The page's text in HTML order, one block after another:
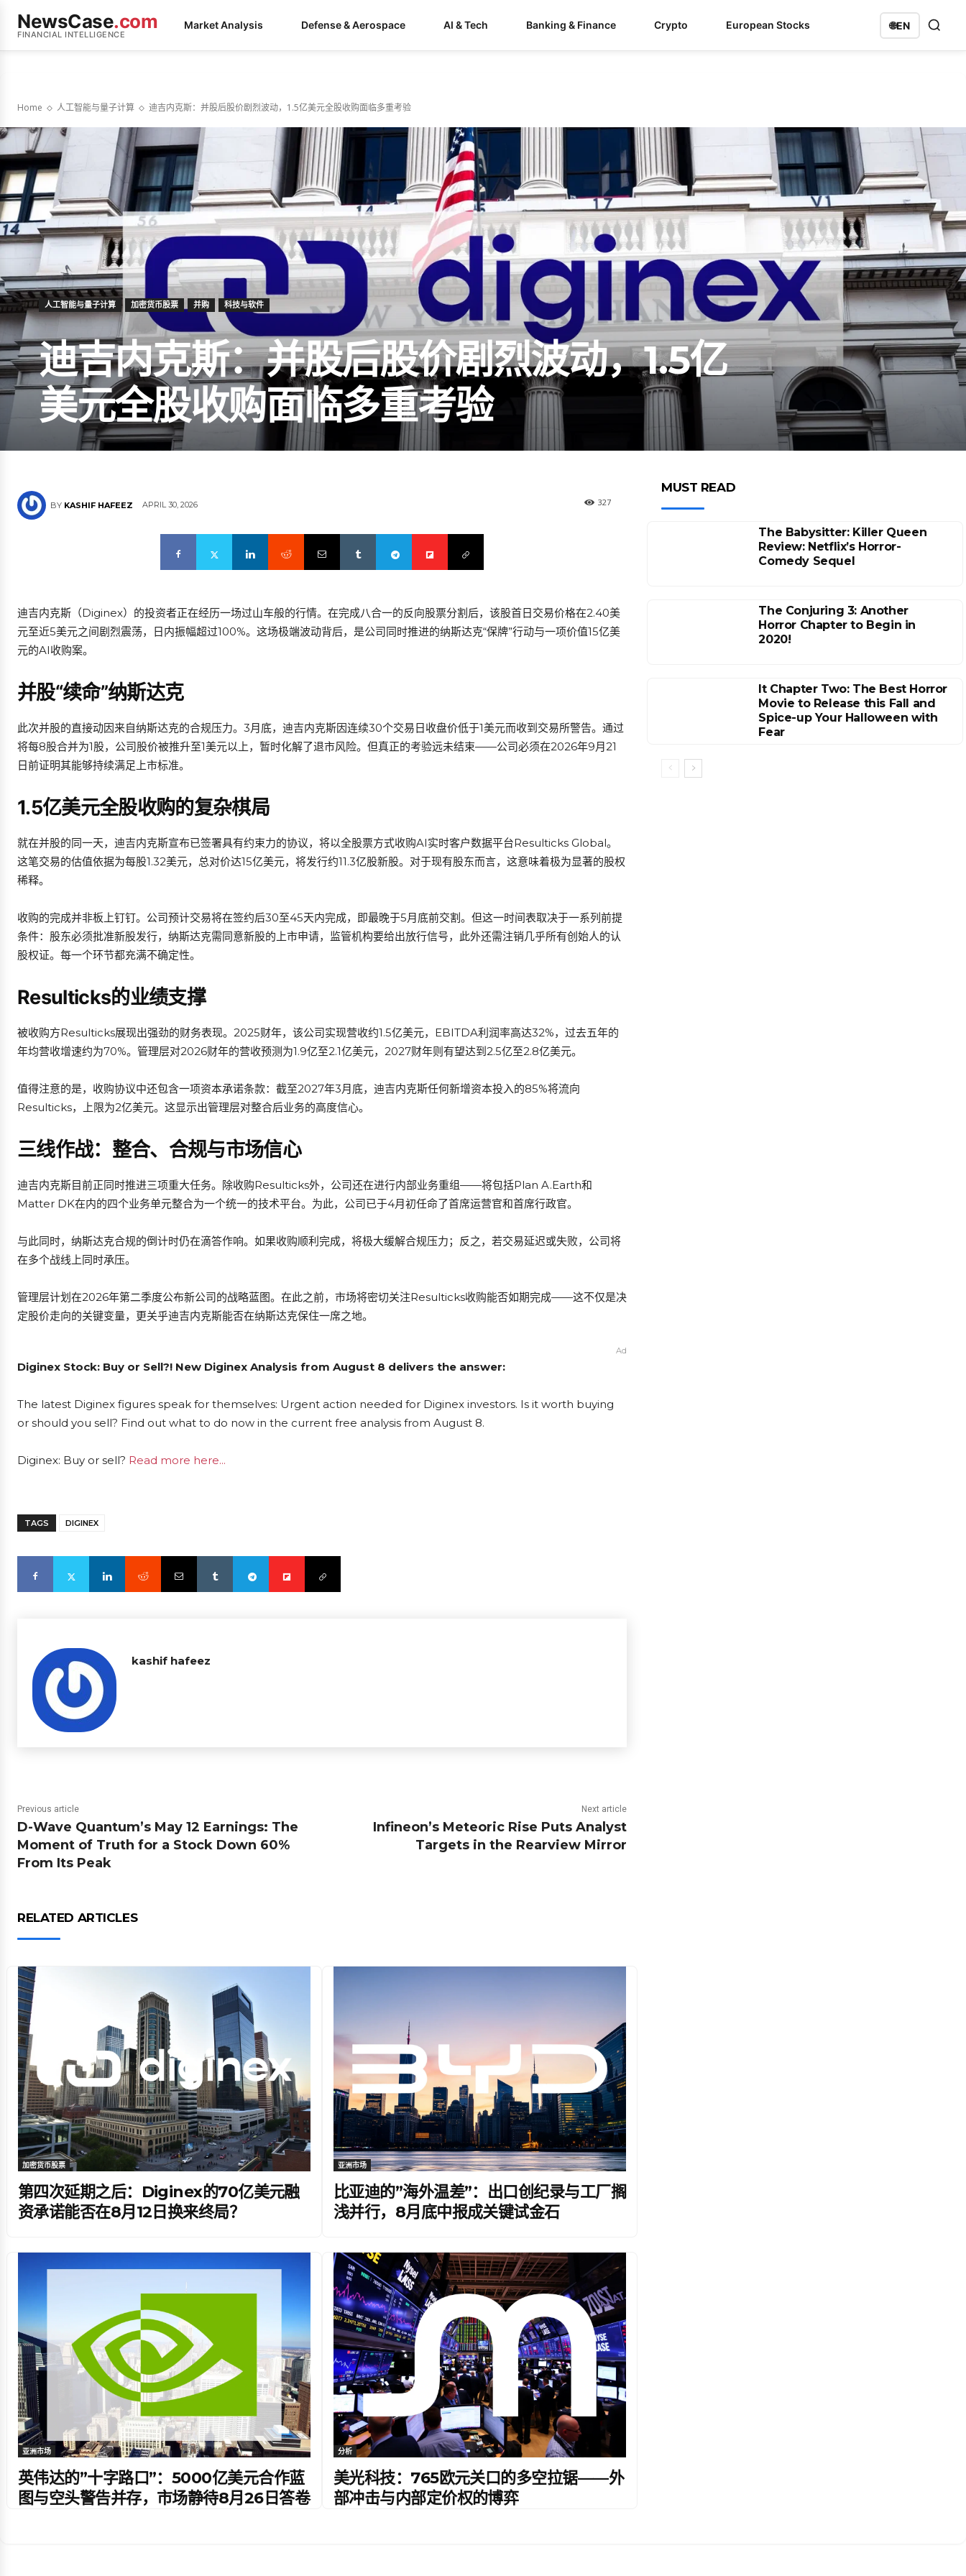
NewsCase.com
FINANCIAL INTELLIGENCE
Market Analysis Defense & Aerospace AI & Tech Banking & Finance Crypto European Stocks 🌐EN
Home 人工智能与量子计算 迪吉内克斯：并股后股价剧烈波动，1.5亿美元全股收购面临多重考验
人工智能与量子计算 加密货币股票 并购 科技与软件
迪吉内克斯：并股后股价剧烈波动，1.5亿
美元全股收购面临多重考验
BY KASHIF HAFEEZ APRIL 30, 2026 327
迪吉内克斯（Diginex）的投资者正在经历一场过山车般的行情。在完成八合一的反向股票分割后，该股首日交易价格在2.40美
元至近5美元之间剧烈震荡，日内振幅超过100%。这场极端波动背后，是公司同时推进的纳斯达克“保牌”行动与一项价值15亿美
元的AI收购案。
并股“续命”纳斯达克
此次并股的直接动因来自纳斯达克的合规压力。3月底，迪吉内克斯因连续30个交易日收盘价低于1美元而收到交易所警告。通过
将每8股合并为1股，公司股价被推升至1美元以上，暂时化解了退市风险。但真正的考验远未结束——公司必须在2026年9月21
日前证明其能够持续满足上市标准。
1.5亿美元全股收购的复杂棋局
就在并股的同一天，迪吉内克斯宣布已签署具有约束力的协议，将以全股票方式收购AI实时客户数据平台Resulticks Global。
这笔交易的估值依据为每股1.32美元，总对价达15亿美元，将发行约11.3亿股新股。对于现有股东而言，这意味着极为显著的股权
稀释。
收购的完成并非板上钉钉。公司预计交易将在签约后30至45天内完成，即最晚于5月底前交割。但这一时间表取决于一系列前提
条件：股东必须批准新股发行，纳斯达克需同意新股的上市申请，监管机构要给出放行信号，此外还需注销几乎所有创始人的认
股权证。每一个环节都充满不确定性。
Resulticks的业绩支撑
被收购方Resulticks展现出强劲的财务表现。2025财年，该公司实现营收约1.5亿美元，EBITDA利润率高达32%，过去五年的
年均营收增速约为70%。管理层对2026财年的营收预测为1.9亿至2.1亿美元，2027财年则有望达到2.5亿至2.8亿美元。
值得注意的是，收购协议中还包含一项资本承诺条款：截至2027年3月底，迪吉内克斯任何新增资本投入的85%将流向
Resulticks，上限为2亿美元。这显示出管理层对整合后业务的高度信心。
三线作战：整合、合规与市场信心
迪吉内克斯目前正同时推进三项重大任务。除收购Resulticks外，公司还在进行内部业务重组——将包括Plan A.Earth和
Matter DK在内的四个业务单元整合为一个统一的技术平台。为此，公司已于4月初任命了首席运营官和首席行政官。
与此同时，纳斯达克合规的倒计时仍在滴答作响。如果收购顺利完成，将极大缓解合规压力；反之，若交易延迟或失败，公司将
在多个战线上同时承压。
管理层计划在2026年第二季度公布新公司的战略蓝图。在此之前，市场将密切关注Resulticks收购能否如期完成——这不仅是决
定股价走向的关键变量，更关乎迪吉内克斯能否在纳斯达克保住一席之地。
Ad
Diginex Stock: Buy or Sell?! New Diginex Analysis from August 8 delivers the answer:
The latest Diginex figures speak for themselves: Urgent action needed for Diginex investors. Is it worth buying
or should you sell? Find out what to do now in the current free analysis from August 8.
Diginex: Buy or sell? Read more here...
TAGS DIGINEX
kashif hafeez
Previous article
D-Wave Quantum’s May 12 Earnings: The
Moment of Truth for a Stock Down 60%
From Its Peak
Next article
Infineon’s Meteoric Rise Puts Analyst
Targets in the Rearview Mirror
RELATED ARTICLES
加密货币股票
第四次延期之后：Diginex的70亿美元融
资承诺能否在8月12日换来终局？
亚洲市场
比亚迪的”海外温差”：出口创纪录与工厂搁
浅并行，8月底中报成关键试金石
亚洲市场
英伟达的”十字路口”：5000亿美元合作蓝
图与空头警告并存，市场静待8月26日答卷
分析
美光科技：765欧元关口的多空拉锯——外
部冲击与内部定价权的博弈
MUST READ
The Babysitter: Killer Queen
Review: Netflix’s Horror-
Comedy Sequel
The Conjuring 3: Another
Horror Chapter to Begin in
2020!
It Chapter Two: The Best Horror
Movie to Release this Fall and
Spice-up Your Halloween with
Fear